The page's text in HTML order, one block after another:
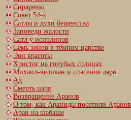
Сирарены
Совет 54-х
Сатлы и духи бешенства
Заповеди жалости
Сатл у исполинов
Семь эонов в тёмном царстве
Эон красоты
Христос на голубых солнцах
Михаил-великан и спасение лярв
Ад
Смерть царя
Возвращение Аранов
О том, как Араниды посетили Аранов
Аран на шабаше